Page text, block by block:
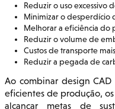
Reduzir o uso excessivo
Minimizar o desperdício
Melhorar a eficiência do
Reduzir o volume de
Custos de transporte
Reduzir a pegada de
Ao combinar design
eficientes de produção,
alcançar metas de